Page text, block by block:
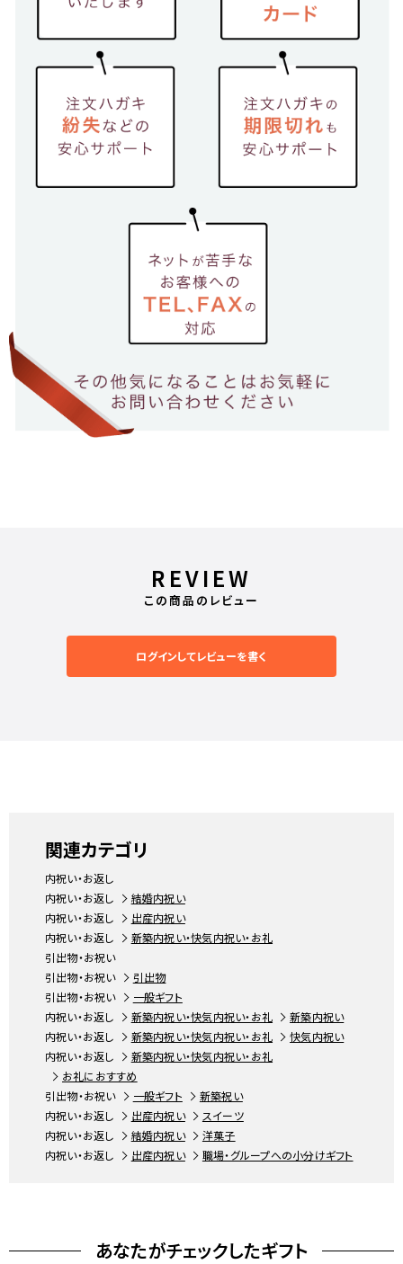
REVIEW
この商品のレビュー
ログインしてレビューを書く
関連カテゴリ
内祝い・お返し
内祝い・お返し
結婚内祝い
内祝い・お返し
出産内祝い
内祝い・お返し
新築内祝い・快気内祝い・お礼
引出物・お祝い
引出物・お祝い
引出物
引出物・お祝い
一般ギフト
内祝い・お返し
新築内祝い・快気内祝い・お礼
新築内祝い
内祝い・お返し
新築内祝い・快気内祝い・お礼
快気内祝い
内祝い・お返し
新築内祝い・快気内祝い・お礼
お礼におすすめ
引出物・お祝い
一般ギフト
新築祝い
内祝い・お返し
出産内祝い
スイーツ
内祝い・お返し
結婚内祝い
洋菓子
内祝い・お返し
出産内祝い 職場・グループへの小分けギフト
あなたがチェックしたギフト